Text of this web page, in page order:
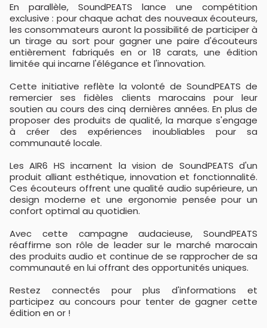
En parallèle, SoundPEATS lance une compétition
exclusive : pour chaque achat des nouveaux écouteurs,
les consommateurs auront la possibilité de participer à
un tirage au sort pour gagner une paire d'écouteurs
entièrement fabriqués en or 18 carats, une édition
limitée qui incarne l'élégance et l'innovation.
Cette initiative reflète la volonté de SoundPEATS de
remercier ses fidèles clients marocains pour leur
soutien au cours des cinq dernières années. En plus de
proposer des produits de qualité, la marque s'engage
à créer des expériences inoubliables pour sa
communauté locale.
Les AIR6 HS incarnent la vision de SoundPEATS d'un
produit alliant esthétique, innovation et fonctionnalité.
Ces écouteurs offrent une qualité audio supérieure, un
design moderne et une ergonomie pensée pour un
confort optimal au quotidien.
Avec cette campagne audacieuse, SoundPEATS
réaffirme son rôle de leader sur le marché marocain
des produits audio et continue de se rapprocher de sa
communauté en lui offrant des opportunités uniques.
Restez connectés pour plus d'informations et
participez au concours pour tenter de gagner cette
édition en or !